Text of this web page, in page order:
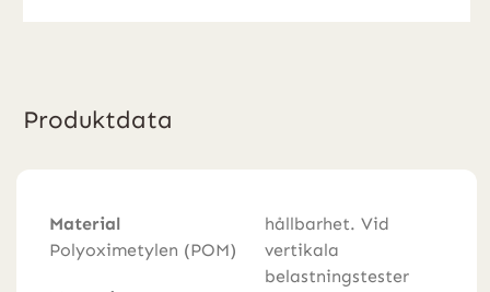
Produktdata
Material
Polyoximetylen (POM)
hållbarhet. Vid
vertikala
belastningstester